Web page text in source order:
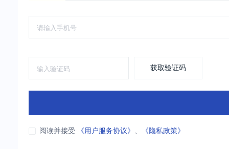
获取验证码
阅读并接受 《用户服务协议》 、 《隐私政策》